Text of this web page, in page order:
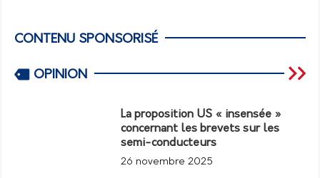
CONTENU SPONSORISÉ
OPINION
La proposition US « insensée »
concernant les brevets sur les
semi-conducteurs
26 novembre 2025